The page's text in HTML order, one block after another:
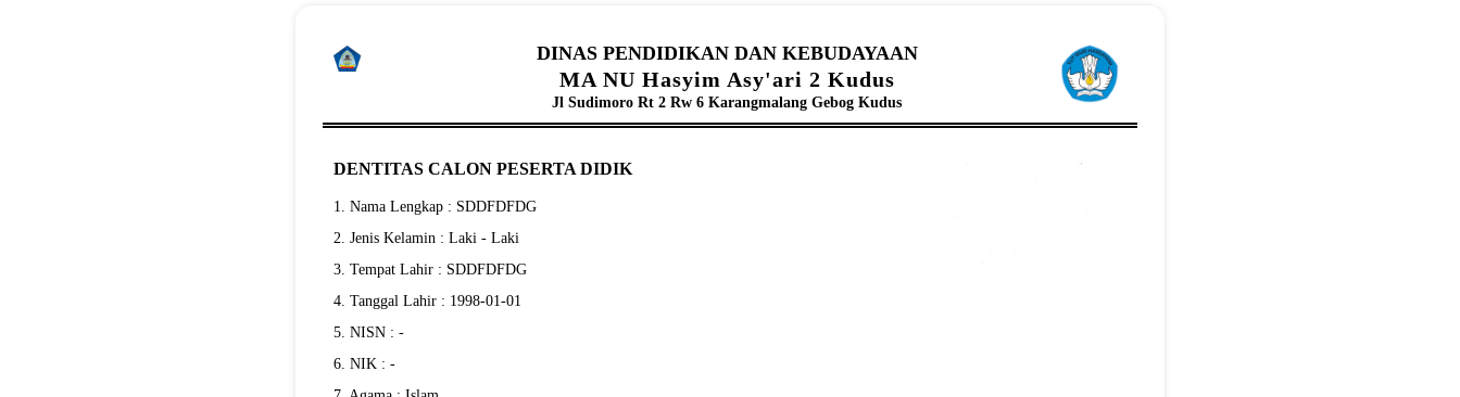
DINAS PENDIDIKAN DAN KEBUDAYAAN
MA NU Hasyim Asy'ari 2 Kudus
Jl Sudimoro Rt 2 Rw 6 Karangmalang Gebog Kudus
DENTITAS CALON PESERTA DIDIK
1. Nama Lengkap : SDDFDFDG
2. Jenis Kelamin : Laki - Laki
3. Tempat Lahir : SDDFDFDG
4. Tanggal Lahir : 1998-01-01
5. NISN : -
6. NIK : -